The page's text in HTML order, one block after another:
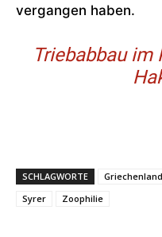
vergangen haben.
Triebabbau
SCHLAGWORTE Griechenland
Syrer
Zoophilie